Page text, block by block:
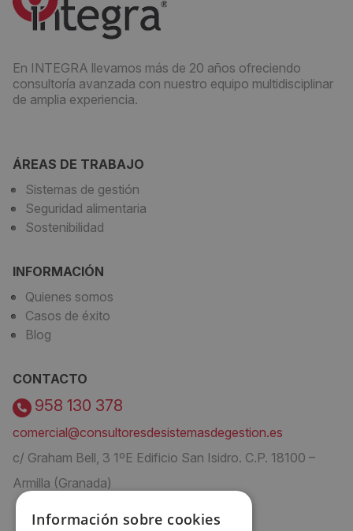
En INTEGRA llevamos más de 20 años ofreciendo
consultoría avanzada con nuestro equipo multidisciplinar
de amplia experiencia.
ÁREAS DE TRABAJO
Sistemas de gestión
Seguridad alimentaria
Sostenibilidad
INFORMACIÓN
Quienes somos
Casos de éxito
Blog
CONTACTO
958 130 378
comercial@consultoresdesistemasdegestion.es
c/ Graham Bell, 3 1ºE Edificio San Isidro. C.P. 18100 –
Armilla (Granada)
Información sobre cookies